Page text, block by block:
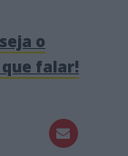
o
falar!